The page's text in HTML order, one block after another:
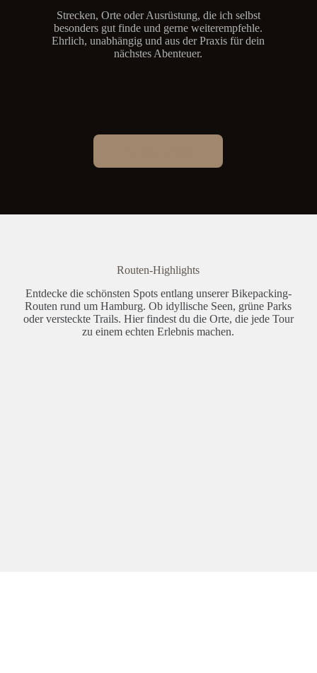
Strecken, Orte oder Ausrüstung, die ich selbst
besonders gut finde und gerne weiterempfehle.
Ehrlich, unabhängig und aus der Praxis für dein
nächstes Abenteuer.
Routen-Highlights
Entdecke die schönsten Spots entlang unserer Bikepacking-
Routen rund um Hamburg. Ob idyllische Seen, grüne Parks
oder versteckte Trails. Hier findest du die Orte, die jede Tour
zu einem echten Erlebnis machen.